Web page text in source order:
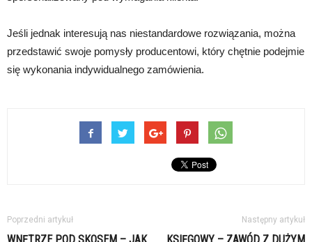
Jeśli jednak interesują nas niestandardowe rozwiązania, można
przedstawić swoje pomysły producentowi, który chętnie podejmie
się wykonania indywidualnego zamówienia.
Poprzedni artykuł
WNĘTRZE POD SKOSEM – JAK
Następny artykuł
KSIĘGOWY – ZAWÓD Z DUŻYM